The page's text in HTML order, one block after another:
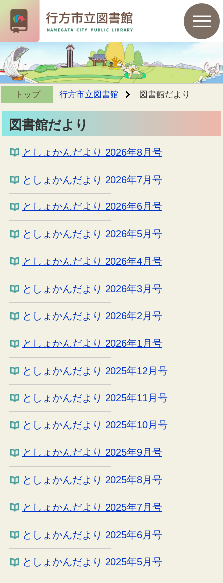
トップ 行方市立図書館 図書館だより
図書館だより
としょかんだより 2026年8月号
としょかんだより 2026年7月号
としょかんだより 2026年6月号
としょかんだより 2026年5月号
としょかんだより 2026年4月号
としょかんだより 2026年3月号
としょかんだより 2026年2月号
としょかんだより 2026年1月号
としょかんだより 2025年12月号
としょかんだより 2025年11月号
としょかんだより 2025年10月号
としょかんだより 2025年9月号
としょかんだより 2025年8月号
としょかんだより 2025年7月号
としょかんだより 2025年6月号
としょかんだより 2025年5月号